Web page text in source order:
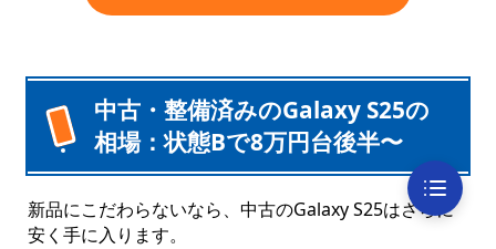
中古・整備済みのGalaxy S25の
相場：状態Bで8万円台後半〜
新品にこだわらないなら、中古のGalaxy S25はさらに
安く手に入ります。